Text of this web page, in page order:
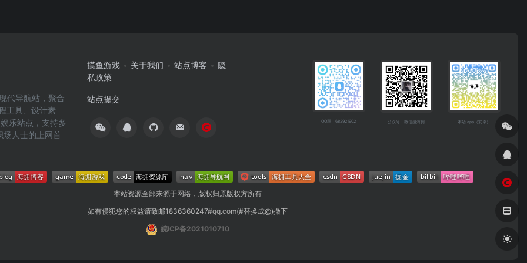
代导航站，聚合
工具、设计素
乐站点，支持多
场人士的上网首
摸鱼游戏 关于我们 站点博客
隐
私政策
站点提交
QQ群：682921902 公众号：微信搜海拥 本站 app（安卓）
本站资源全部来源于网络，版权归原版权方所有
如有侵犯您的权益请致邮1836360247#qq.com(#替换成@)撤下
皖ICP备2021010710